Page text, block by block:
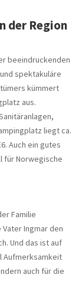
der Region
beeindruckenden
spektakuläre
kümmert
aus.
liegt ca.
Auch ein gutes
für Norwegische
Familie
Ingmar den
Und das ist auf
Aufmerksamkeit
auch für die